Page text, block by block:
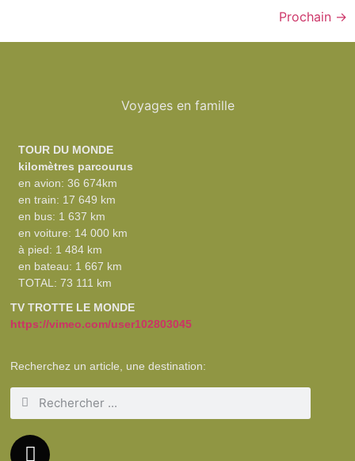
Prochain →
Voyages en famille
TOUR DU MONDE
kilomètres parcourus
en avion: 36 674km
en train: 17 649 km
en bus: 1 637 km
en voiture: 14 000 km
à pied: 1 484 km
en bateau: 1 667 km
TOTAL: 73 111 km
TV TROTTE LE MONDE
https://vimeo.com/user102803045
Recherchez un article, une destination: